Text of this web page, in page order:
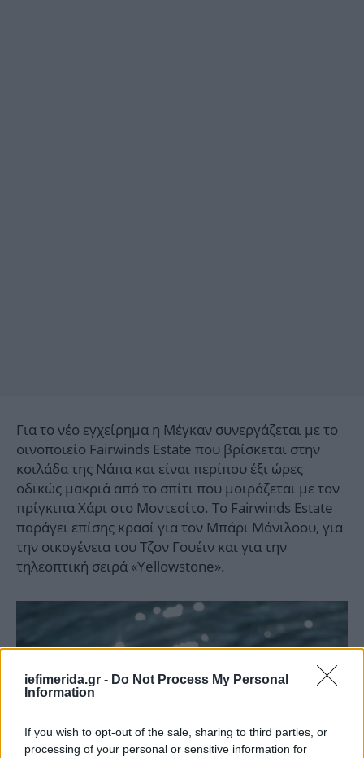
iefimerida.gr - Do Not Process My Personal
Information
If you wish to opt-out of the sale, sharing to third parties, or
processing of your personal or sensitive information for
Για το νέο εγχείρημα η Μέγκαν συνεργάζεται με το
οινοποιείο Fairwinds Estate που βρίσκεται στην
κοιλάδα της Νάπα και είναι περίπου έξι ώρες
οδικώς μακριά από το σπίτι που μοιράζεται με τον
πρίγκιπα Χάρι στο Μοντεσίτο. Το Fairwinds Estate
παράγει επίσης κρασί για τον Μπάρι Μάνιλοου, για
την οικογένεια του Τζον Γουέιν και για την
τηλεοπτική σειρά «Yellowstone».